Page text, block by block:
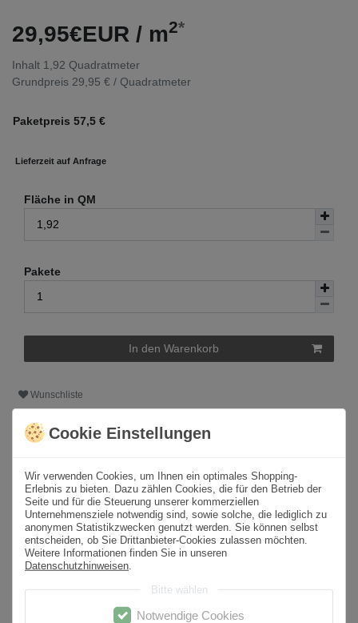
29,95€EUR / m2*
Inhalt 1,92 Quadratmeter
Grundpreis 29,95 € / Quadratmeter
Paketpreis 57,5 €
Lieferzeit auf Anfrage
Fläche in QM
Pakete
In den Warenkorb
Wunschliste
* inkl. ges. MwSt. zzgl.Versandkosten
Produktbeschreibung
Format 80x80 cm
Paketinhalt 1,92m² /3St.
Cookie Einstellungen
Wir verwenden Cookies, um Ihnen ein optimales Shopping-
Erlebnis zu bieten. Dazu zählen Cookies, die für den Betrieb der
Seite und für die Steuerung unserer kommerziellen
Unternehmensziele notwendig sind, sowie solche, die lediglich zu
anonymen Statistikzwecken genutzt werden. Sie können selbst
entscheiden, ob Sie Drittanbieter-Cookies zulassen möchten.
Weitere Informationen finden Sie in unseren
Datenschutzhinweisen
Bitte wählen
Notwendige Cookies